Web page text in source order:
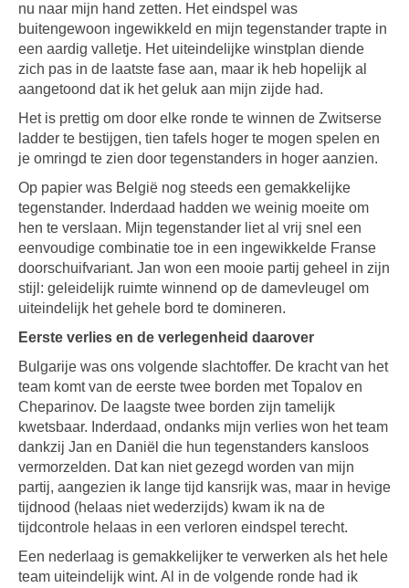
nu naar mijn hand zetten. Het eindspel was
buitengewoon ingewikkeld en mijn tegenstander trapte in
een aardig valletje. Het uiteindelijke winstplan diende
zich pas in de laatste fase aan, maar ik heb hopelijk al
aangetoond dat ik het geluk aan mijn zijde had.
Het is prettig om door elke ronde te winnen de Zwitserse
ladder te bestijgen, tien tafels hoger te mogen spelen en
je omringd te zien door tegenstanders in hoger aanzien.
Op papier was België nog steeds een gemakkelijke
tegenstander. Inderdaad hadden we weinig moeite om
hen te verslaan. Mijn tegenstander liet al vrij snel een
eenvoudige combinatie toe in een ingewikkelde Franse
doorschuifvariant. Jan won een mooie partij geheel in zijn
stijl: geleidelijk ruimte winnend op de damevleugel om
uiteindelijk het gehele bord te domineren.
Eerste verlies en de verlegenheid daarover
Bulgarije was ons volgende slachtoffer. De kracht van het
team komt van de eerste twee borden met Topalov en
Cheparinov. De laagste twee borden zijn tamelijk
kwetsbaar. Inderdaad, ondanks mijn verlies won het team
dankzij Jan en Daniël die hun tegenstanders kansloos
vermorzelden. Dat kan niet gezegd worden van mijn
partij, aangezien ik lange tijd kansrijk was, maar in hevige
tijdnood (helaas niet wederzijds) kwam ik na de
tijdcontrole helaas in een verloren eindspel terecht.
Een nederlaag is gemakkelijker te verwerken als het hele
team uiteindelijk wint. Al in de volgende ronde had ik